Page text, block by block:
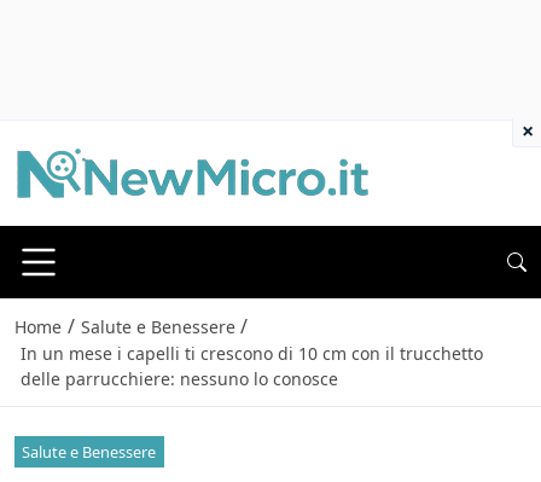
Home / Salute e Benessere /
In un mese i capelli ti crescono di 10 cm con il trucchetto
delle parrucchiere: nessuno lo conosce
Salute e Benessere
×